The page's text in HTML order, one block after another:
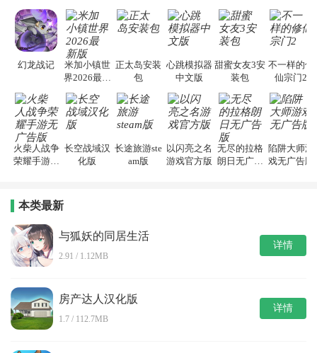
幻龙战记
米加小镇世
界2026最新
正太岛安装
包
心跳模拟器
中文版
甜蜜女友3安
装包
不一样的修
仙宗门2
火柴人战争
荣耀手游无
长空战域汉
化版
长途旅游ste
am版
以闪亮之名
游戏官方版
无尽的拉格
朗日无广告
陷阱大师游
戏无广告版
本类最新
与狐妖的同居生活
2.91 / 1.12MB
详情
房产达人汉化版
1.7 / 112.7MB
详情